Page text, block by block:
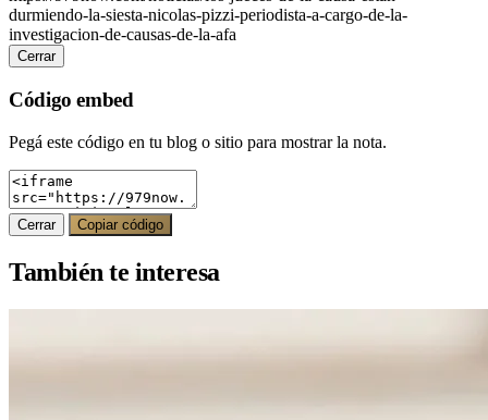
durmiendo-la-siesta-nicolas-pizzi-periodista-a-cargo-de-la-
investigacion-de-causas-de-la-afa
Cerrar
Código embed
Pegá este código en tu blog o sitio para mostrar la nota.
Cerrar Copiar código
También te interesa